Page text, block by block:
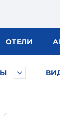
ОТЕЛИ